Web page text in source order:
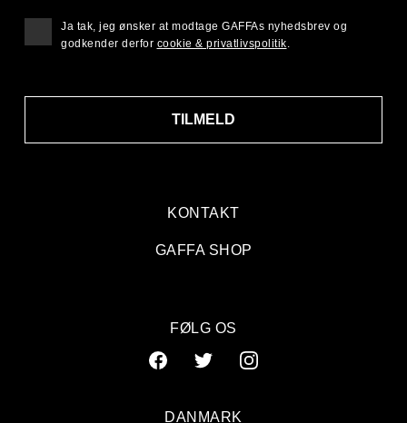
KONTAKT
GAFFA SHOP
TILMELD
Ja tak, jeg ønsker at modtage GAFFAs nyhedsbrev og
godkender derfor cookie & privatlivspolitik.
FØLG OS
DANMARK